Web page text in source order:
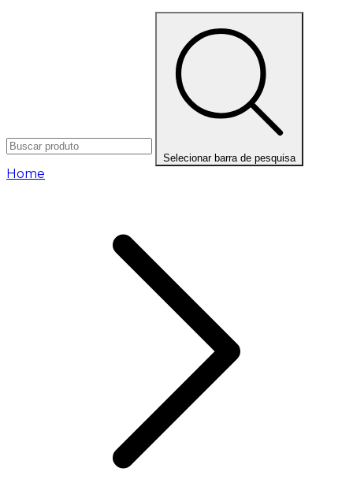
Selecionar barra de pesquisa
Home